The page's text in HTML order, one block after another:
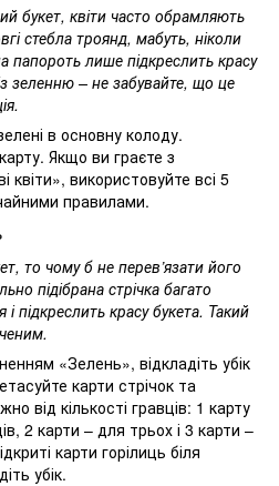
букет, квіти часто обрамляють
стебла троянд, мабуть, ніколи
папороть лише підкреслить красу
зеленню – не забувайте, що це
в основну колоду.
Якщо ви граєте з
використовуйте всі 5
правилами.
то чому б не перев’язати його
підібрана стрічка багато
підкреслить красу букета. Такий
«Зелень», відкладіть убік
карти стрічок та
від кількості гравців: 1 карту
2 карти – для трьох і 3 карти –
карти горілиць біля
убік.